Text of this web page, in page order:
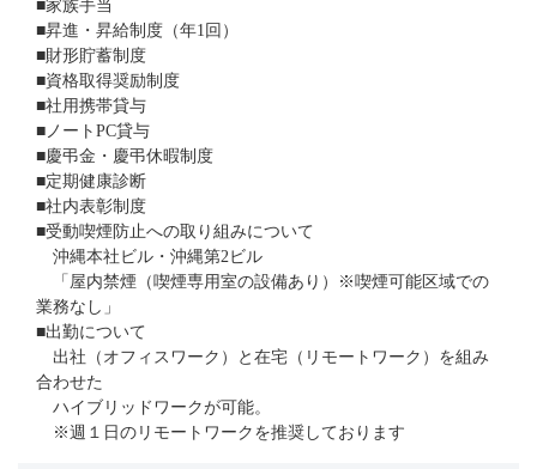
■家族手当
■昇進・昇給制度（年1回）
■財形貯蓄制度
■資格取得奨励制度
■社用携帯貸与
■ノートPC貸与
■慶弔金・慶弔休暇制度
■定期健康診断
■社内表彰制度
■受動喫煙防止への取り組みについて
沖縄本社ビル・沖縄第2ビル
「屋内禁煙（喫煙専用室の設備あり）※喫煙可能区域での
業務なし」
■出勤について
出社（オフィスワーク）と在宅（リモートワーク）を組み
合わせた
ハイブリッドワークが可能。
※週１日のリモートワークを推奨しております